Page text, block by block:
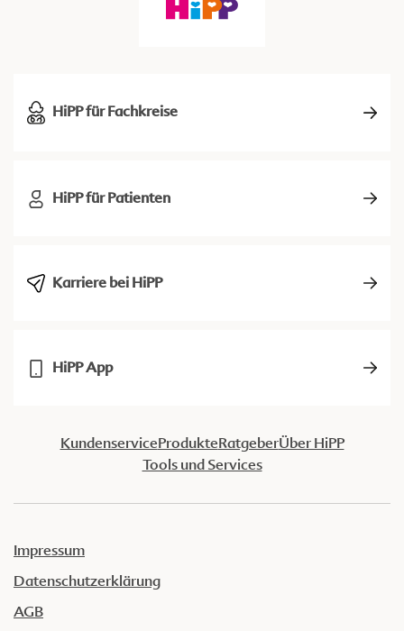
HiPP für Fachkreise
HiPP für Patienten
Karriere bei HiPP
HiPP App
KundenserviceProdukteRatgeberÜber HiPP
Tools und Services
Impressum
Datenschutzerklärung
AGB